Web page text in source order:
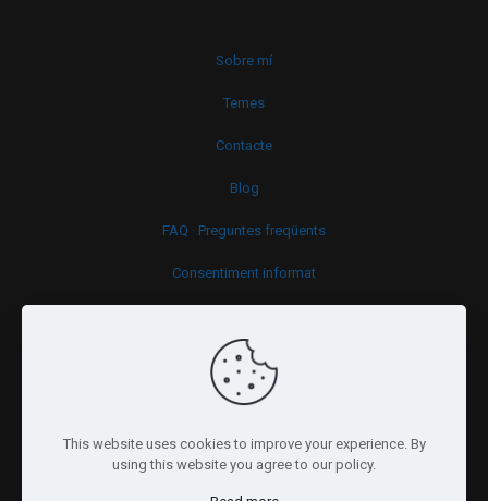
Sobre mí
Temes
Contacte
Blog
FAQ · Preguntes freqüents
Consentiment informat
This website uses cookies to improve your experience. By
using this website you agree to our policy.